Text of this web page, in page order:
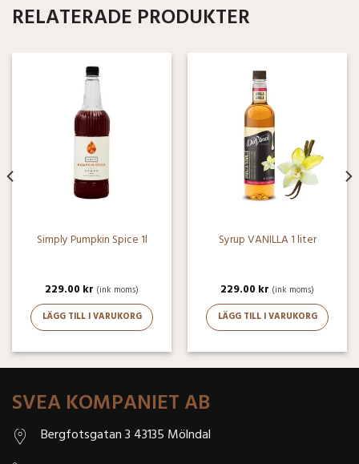
RELATERADE PRODUKTER
Simply Pumpkin Spice 1l
229.00 kr (ink moms)
LÄGG TILL I VARUKORG
Syrup VANILLA 1 liter
229.00 kr (ink moms)
LÄGG TILL I VARUKORG
SVEA KOMPANIET AB
Bergfotsgatan 3 43135 Mölndal